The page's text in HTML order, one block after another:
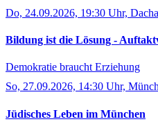
Do, 24.09.2026, 19:30 Uhr,
Bildung ist die Lösung -
Demokratie braucht Erziehung
So, 27.09.2026, 14:30 Uhr,
Jüdisches Leben im München